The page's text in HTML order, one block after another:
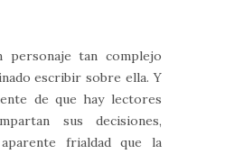
personaje tan complejo
escribir sobre ella. Y
de que hay lectores
sus decisiones,
frialdad que la